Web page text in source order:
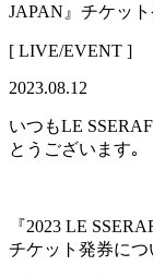
JAPAN』チケッ
[ LIVE/EVENT ]
2023.08.12
いつもLE
とうございます｡
『2023 LE
チケット発券につ